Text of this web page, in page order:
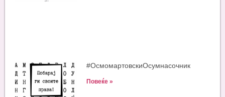
#ОсмомартовскиOсумнасочник
Повеќе »